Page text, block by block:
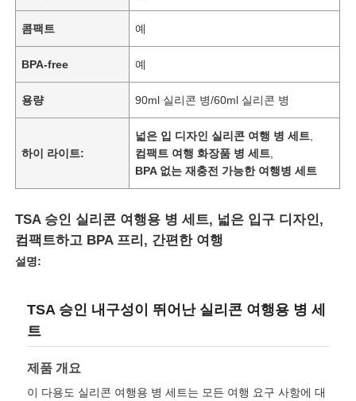
콤팩트 예
BPA-free 예
용량 90ml 실리콘 병/60ml 실리콘 병
하이 라이트:
넓은 입 디자인 실리콘 여행 병 세트
컴팩트 여행 화장품 병 세트
BPA 없는 재충전 가능한 여행병 세트
TSA 승인 실리콘 여행용 병 세트, 넓은 입구 디자인,
컴팩트하고 BPA 프리, 간편한 여행
설명:
TSA 승인 내구성이 뛰어난 실리콘 여행용 병 세
트
제품 개요
이 다용도 실리콘 여행용 병 세트는 모든 여행 요구 사항에 대